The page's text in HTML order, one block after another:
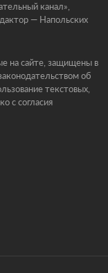
канал»,
— Напольских
на сайте, защищены в
об
текстовых,
с согласия